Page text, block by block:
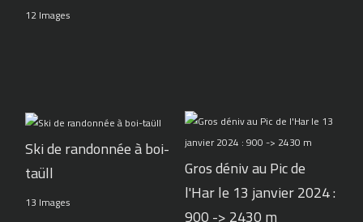
12 Images
Ski de randonnée à boi-
taüll
13 Images
Gros déniv au Pic de
l'Har le 13 janvier 2024 :